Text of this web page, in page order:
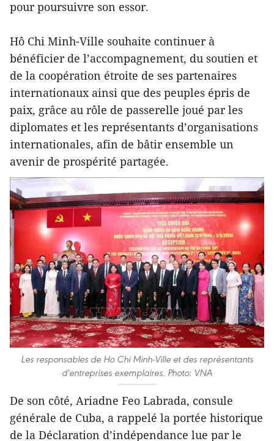
pour poursuivre son essor.
Hô Chi Minh-Ville souhaite continuer à
bénéficier de l’accompagnement, du soutien et
de la coopération étroite de ses partenaires
internationaux ainsi que des peuples épris de
paix, grâce au rôle de passerelle joué par les
diplomates et les représentants d’organisations
internationales, afin de bâtir ensemble un
avenir de prospérité partagée.
Les responsables de Ho Chi Minh-Ville et des représentants
d'entreprises exemplaires. Photo: VNA
De son côté, Ariadne Feo Labrada, consule
générale de Cuba, a rappelé la portée historique
de la Déclaration d’indépendance lue par le